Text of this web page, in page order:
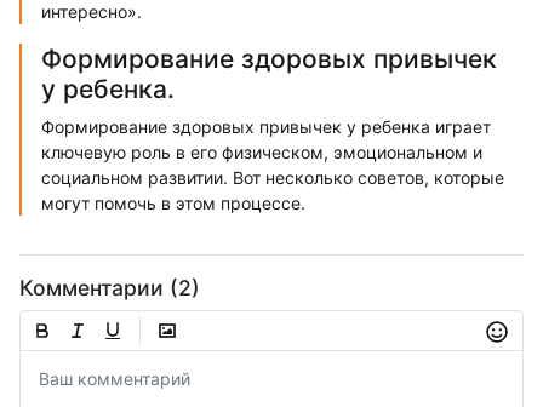
интересно».
Формирование здоровых привычек
у ребенка.
Формирование здоровых привычек у ребенка играет
ключевую роль в его физическом, эмоциональном и
социальном развитии. Вот несколько советов, которые
могут помочь в этом процессе.
Комментарии (2)